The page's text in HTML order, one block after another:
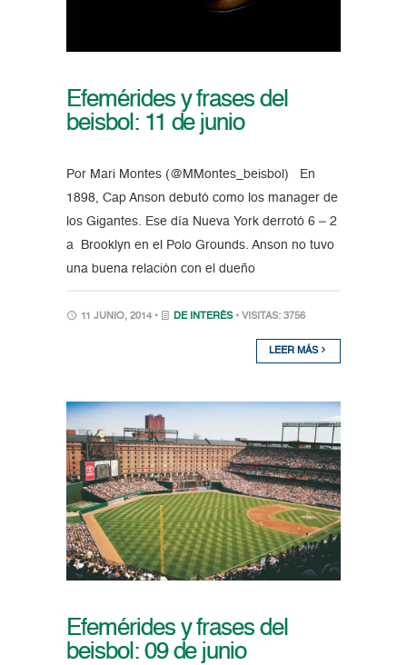
Efemérides y frases del
beisbol: 11 de junio
Por Mari Montes (@MMontes_beisbol) En
1898, Cap Anson debutó como los manager de
los Gigantes. Ese día Nueva York derrotó 6 – 2
a Brooklyn en el Polo Grounds. Anson no tuvo
una buena relación con el dueño
11 JUNIO, 2014 • DE INTERÉS • VISITAS: 3756
LEER MÁS
Efemérides y frases del
beisbol: 09 de junio